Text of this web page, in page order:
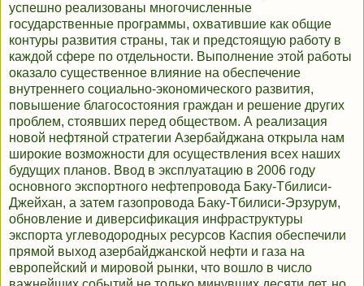
успешно реализованы многочисленные
государственные программы, охватившие как общие
контуры развития страны, так и предстоящую работу в
каждой сфере по отдельности. Выполнение этой работы
оказало существенное влияние на обеспечение
внутреннего социально-экономического развития,
повышение благосостояния граждан и решение других
проблем, стоявших перед обществом. А реализация
новой нефтяной стратегии Азербайджана открыла нам
широкие возможности для осуществления всех наших
будущих планов. Ввод в эксплуатацию в 2006 году
основного экспортного нефтепровода Баку-Тбилиси-
Джейхан, а затем газопровода Баку-Тбилиси-Эрзурум,
обновление и диверсификация инфраструктуры
экспорта углеводородных ресурсов Каспия обеспечили
прямой выход азербайджанской нефти и газа на
европейский и мировой рынки, что вошло в число